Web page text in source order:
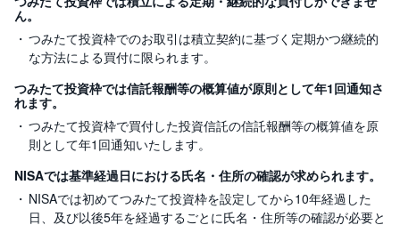
ん。
つみたて投資枠でのお取引は積立契約に基づく定期かつ継続的
な方法による買付に限られます。
つみたて投資枠では信託報酬等の概算値が原則として年1回通知さ
れます。
つみたて投資枠で買付した投資信託の信託報酬等の概算値を原
則として年1回通知いたします。
NISAでは基準経過日における氏名・住所の確認が求められます。
NISAでは初めてつみたて投資枠を設定してから10年経過した
日、及び以後5年を経過するごとに氏名・住所等の確認が必要と